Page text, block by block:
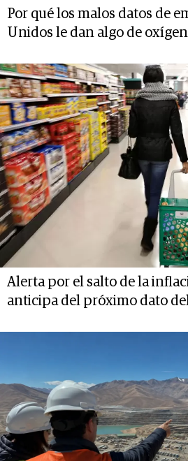
Por qué los malos datos de
Unidos le dan algo de
Alerta por el salto de la
anticipa del próximo dato